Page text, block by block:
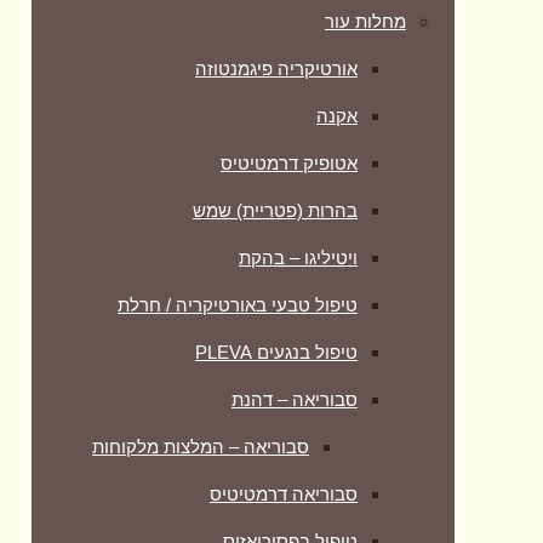
מחלות עור
אורטיקריה פיגמנטוזה
אקנה
אטופיק דרמטיטיס
בהרות (פטריית) שמש
ויטיליגו – בהקת
טיפול טבעי באורטיקריה / חרלת
טיפול בנגעים PLEVA
סבוריאה – דהנת
סבוריאה – המלצות מלקוחות
סבוריאה דרמטיטיס